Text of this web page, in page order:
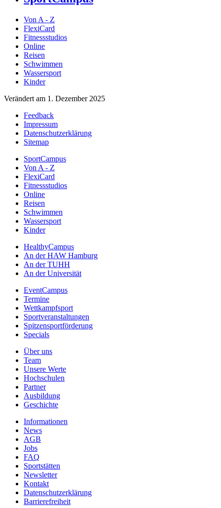
Von A - Z
FlexiCard
Fitnessstudios
Online
Reisen
Schwimmen
Wassersport
Kinder
Verändert am 1. Dezember 2025
Feedback
Impressum
Datenschutzerklärung
Sitemap
SportCampus
Von A - Z
FlexiCard
Fitnessstudios
Online
Reisen
Schwimmen
Wassersport
Kinder
HealthyCampus
An der HAW Hamburg
An der TUHH
An der Universität
EventCampus
Termine
Wettkampfsport
Sportveranstaltungen
Spitzensportförderung
Specials
Über uns
Team
Unsere Werte
Hochschulen
Partner
Ausbildung
Geschichte
Informationen
News
AGB
Jobs
FAQ
Sportstätten
Newsletter
Kontakt
Datenschutzerklärung
Barrierefreiheit